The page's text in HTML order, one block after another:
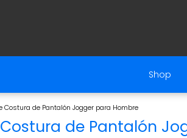
Shop
Costura de Pantalón Jogger para Hombre
de Pantalón